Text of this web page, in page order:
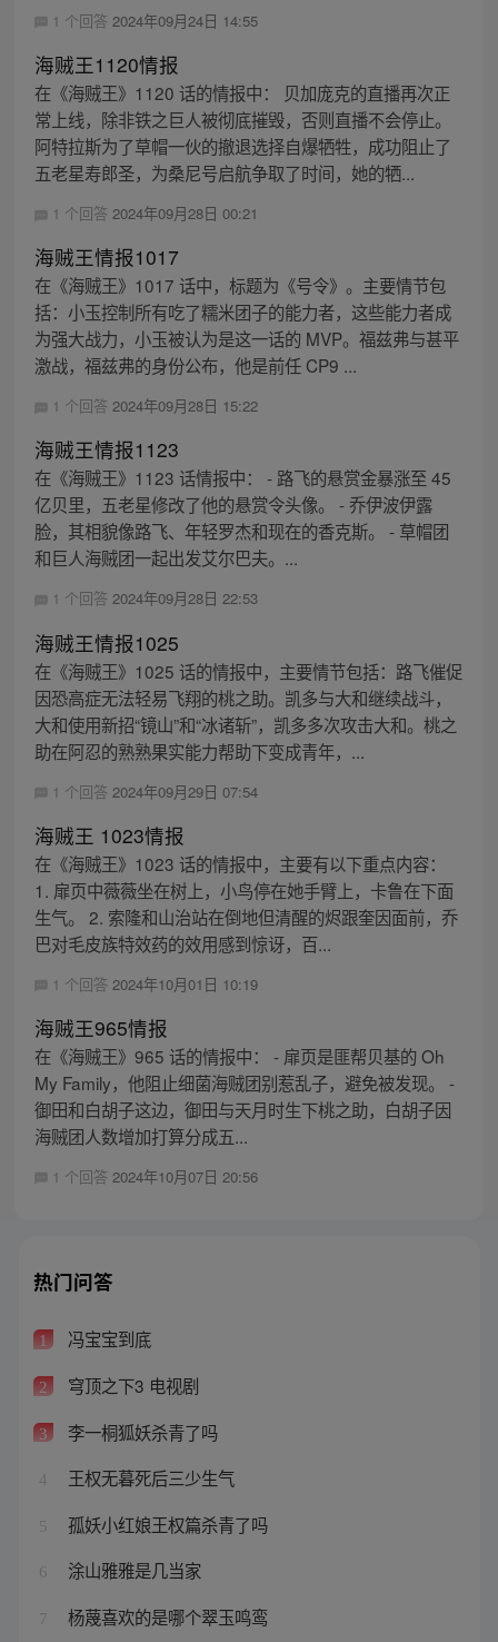
1 个回答 2024年09月24日 14:55
海贼王1120情报
在《海贼王》1120 话的情报中： 贝加庞克的直播再次正
常上线，除非铁之巨人被彻底摧毁，否则直播不会停止。
阿特拉斯为了草帽一伙的撤退选择自爆牺牲，成功阻止了
五老星寿郎圣，为桑尼号启航争取了时间，她的牺...
1 个回答 2024年09月28日 00:21
海贼王情报1017
在《海贼王》1017 话中，标题为《号令》。主要情节包
括：小玉控制所有吃了糯米团子的能力者，这些能力者成
为强大战力，小玉被认为是这一话的 MVP。福兹弗与甚平
激战，福兹弗的身份公布，他是前任 CP9 ...
1 个回答 2024年09月28日 15:22
海贼王情报1123
在《海贼王》1123 话情报中： - 路飞的悬赏金暴涨至 45
亿贝里，五老星修改了他的悬赏令头像。 - 乔伊波伊露
脸，其相貌像路飞、年轻罗杰和现在的香克斯。 - 草帽团
和巨人海贼团一起出发艾尔巴夫。...
1 个回答 2024年09月28日 22:53
海贼王情报1025
在《海贼王》1025 话的情报中，主要情节包括：路飞催促
因恐高症无法轻易飞翔的桃之助。凯多与大和继续战斗，
大和使用新招“镜山”和“冰诸斩”，凯多多次攻击大和。桃之
助在阿忍的熟熟果实能力帮助下变成青年，...
1 个回答 2024年09月29日 07:54
海贼王 1023情报
在《海贼王》1023 话的情报中，主要有以下重点内容：
1. 扉页中薇薇坐在树上，小鸟停在她手臂上，卡鲁在下面
生气。 2. 索隆和山治站在倒地但清醒的烬跟奎因面前，乔
巴对毛皮族特效药的效用感到惊讶，百...
1 个回答 2024年10月01日 10:19
海贼王965情报
在《海贼王》965 话的情报中： - 扉页是匪帮贝基的 Oh
My Family，他阻止细菌海贼团别惹乱子，避免被发现。 -
御田和白胡子这边，御田与天月时生下桃之助，白胡子因
海贼团人数增加打算分成五...
1 个回答 2024年10月07日 20:56
热门问答
1 冯宝宝到底
2 穹顶之下3 电视剧
3 李一桐狐妖杀青了吗
4 王权无暮死后三少生气
5 孤妖小红娘王权篇杀青了吗
6 涂山雅雅是几当家
7 杨蔑喜欢的是哪个翠玉鸣鸾